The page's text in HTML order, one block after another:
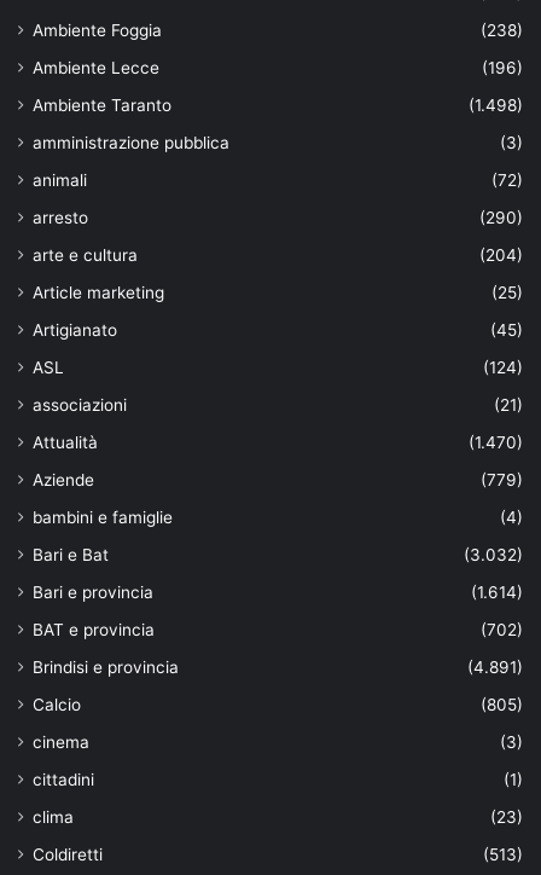
Ambiente Foggia
(238)
Ambiente Lecce
(196)
Ambiente Taranto
(1.498)
amministrazione pubblica
(3)
animali
(72)
arresto
(290)
arte e cultura
(204)
Article marketing
(25)
Artigianato
(45)
ASL
(124)
associazioni
(21)
Attualità
(1.470)
Aziende
(779)
bambini e famiglie
(4)
Bari e Bat
(3.032)
Bari e provincia
(1.614)
BAT e provincia
(702)
Brindisi e provincia
(4.891)
Calcio
(805)
cinema
(3)
cittadini
(1)
clima
(23)
Coldiretti
(513)